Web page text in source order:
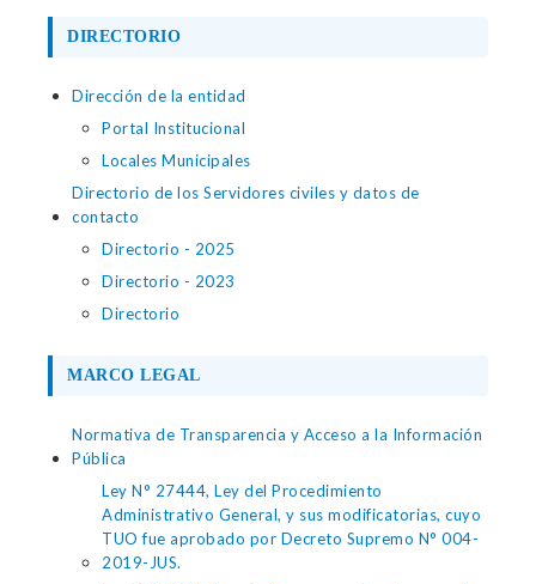
DIRECTORIO
Dirección de la entidad
Portal Institucional
Locales Municipales
Directorio de los Servidores civiles y datos de
contacto
Directorio - 2025
Directorio - 2023
Directorio
MARCO LEGAL
Normativa de Transparencia y Acceso a la Información
Pública
Ley N° 27444, Ley del Procedimiento
Administrativo General, y sus modificatorias, cuyo
TUO fue aprobado por Decreto Supremo N° 004-
2019-JUS.